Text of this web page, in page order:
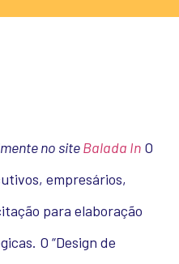
no siteBalada In O
empresários,
para elaboração
O “Design de